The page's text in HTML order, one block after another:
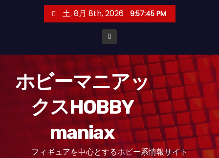
土. 8月 8th, 2026 9:57:46 PM
ホビーマニアッ
クスHOBBY
maniax
フィギュアを中心とするホビー系情報サイト